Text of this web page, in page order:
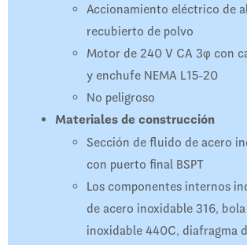
Accionamiento eléctrico de
recubierto de polvo
Motor de 240 V CA 3φ con
y enchufe NEMA L15-20
No peligroso
Materiales de construcción
Sección de fluido de acero
con puerto final BSPT
Los componentes internos
de acero inoxidable 316,
inoxidable 440C, diafragma